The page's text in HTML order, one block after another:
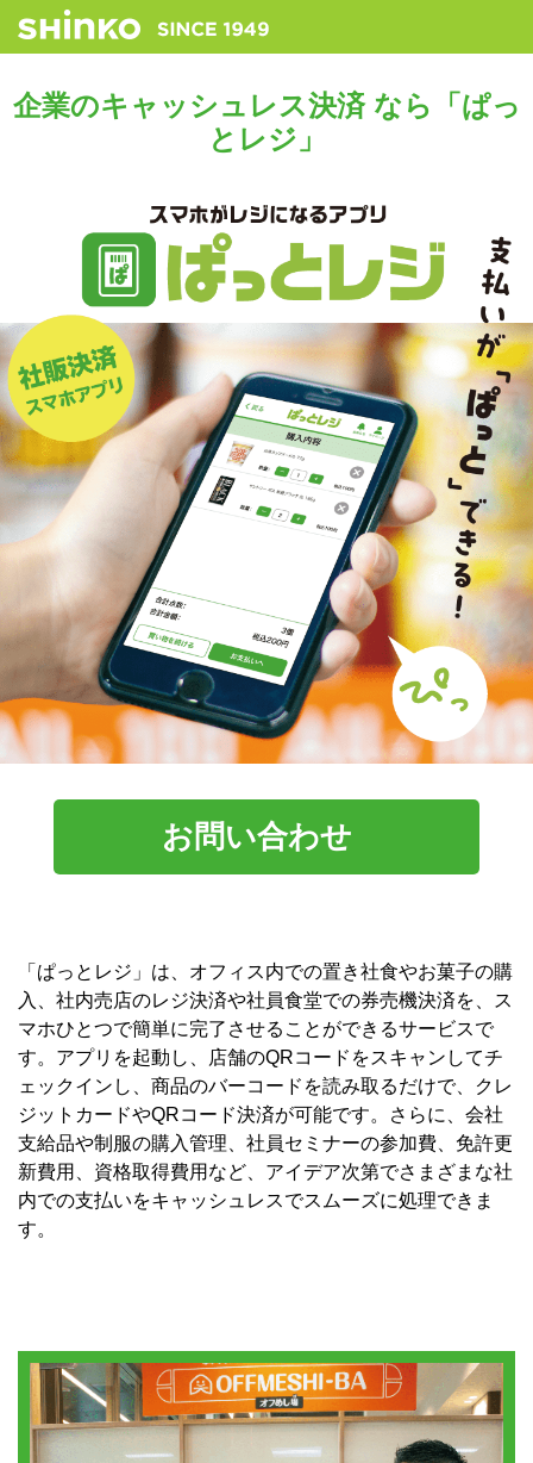
企業のキャッシュレス決済 なら「ぱっ
とレジ」
お問い合わせ
「ぱっとレジ」は、オフィス内での置き社食やお菓子の購
入、社内売店のレジ決済や社員食堂での券売機決済を、ス
マホひとつで簡単に完了させることができるサービスで
す。アプリを起動し、店舗のQRコードをスキャンしてチ
ェックインし、商品のバーコードを読み取るだけで、クレ
ジットカードやQRコード決済が可能です。さらに、会社
支給品や制服の購入管理、社員セミナーの参加費、免許更
新費用、資格取得費用など、アイデア次第でさまざまな社
内での支払いをキャッシュレスでスムーズに処理できま
す。